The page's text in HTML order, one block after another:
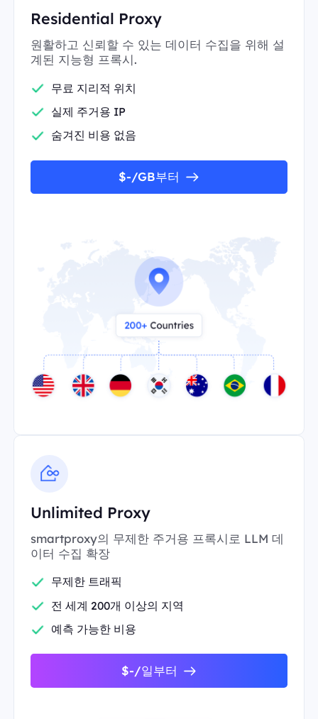
Residential Proxy
원활하고 신뢰할 수 있는 데이터 수집을 위해 설
계된 지능형 프록시.
무료 지리적 위치
실제 주거용 IP
숨겨진 비용 없음
$-/GB부터
Unlimited Proxy
smartproxy의 무제한 주거용 프록시로 LLM 데
이터 수집 확장
무제한 트래픽
전 세계 200개 이상의 지역
예측 가능한 비용
$-/일부터